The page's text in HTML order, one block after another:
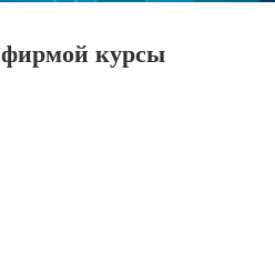
курсы